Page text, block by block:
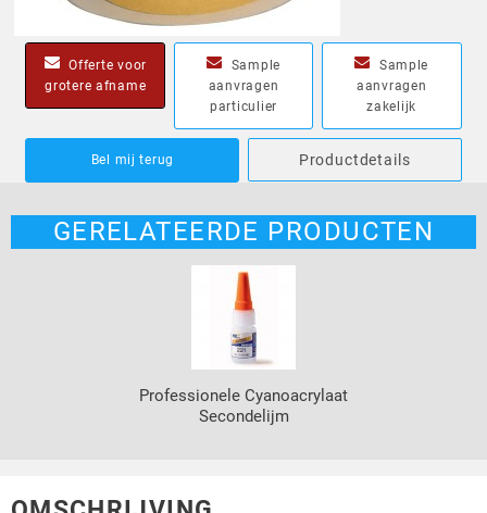
Offerte voor
grotere afname
Sample
aanvragen
particulier
Sample
aanvragen
zakelijk
Bel mij terug Productdetails
GERELATEERDE PRODUCTEN
Professionele Cyanoacrylaat
Secondelijm